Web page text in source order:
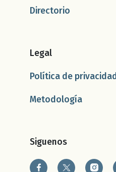
Directorio
Legal
Política de privacidad
Metodología
Siguenos